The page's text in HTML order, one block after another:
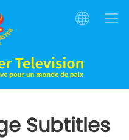
Subtitles